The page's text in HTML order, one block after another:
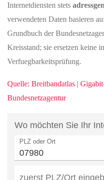
Internetdiensten stets
verwendeten Daten basieren
Grundbuch der
Kreisstand; sie ersetzen keine
Verfuegbarkeitsprüfung.
Quelle: Breitbandatlas |
Bundesnetzagentur